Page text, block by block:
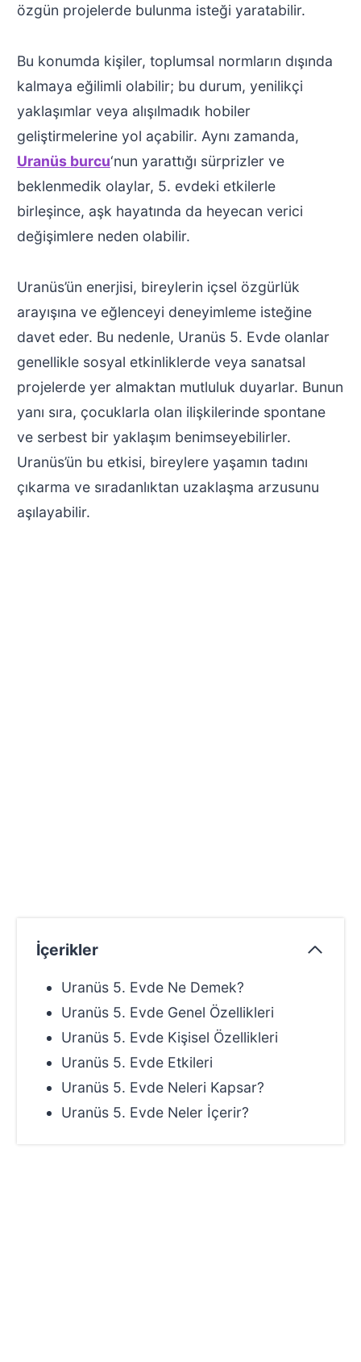
özgün projelerde bulunma isteği yaratabilir.
Bu konumda kişiler, toplumsal normların dışında
kalmaya eğilimli olabilir; bu durum, yenilikçi
yaklaşımlar veya alışılmadık hobiler
geliştirmelerine yol açabilir. Aynı zamanda,
Uranüs burcu‘nun yarattığı sürprizler ve
beklenmedik olaylar, 5. evdeki etkilerle
birleşince, aşk hayatında da heyecan verici
değişimlere neden olabilir.
Uranüs’ün enerjisi, bireylerin içsel özgürlük
arayışına ve eğlenceyi deneyimleme isteğine
davet eder. Bu nedenle, Uranüs 5. Evde olanlar
genellikle sosyal etkinliklerde veya sanatsal
projelerde yer almaktan mutluluk duyarlar. Bunun
yanı sıra, çocuklarla olan ilişkilerinde spontane
ve serbest bir yaklaşım benimseyebilirler.
Uranüs’ün bu etkisi, bireylere yaşamın tadını
çıkarma ve sıradanlıktan uzaklaşma arzusunu
aşılayabilir.
İçerikler
Uranüs 5. Evde Ne Demek?
Uranüs 5. Evde Genel Özellikleri
Uranüs 5. Evde Kişisel Özellikleri
Uranüs 5. Evde Etkileri
Uranüs 5. Evde Neleri Kapsar?
Uranüs 5. Evde Neler İçerir?